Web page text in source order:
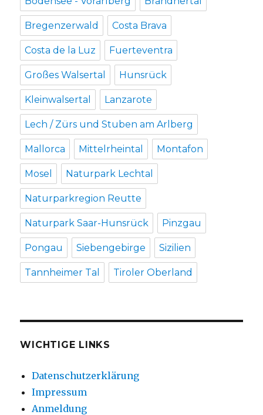
Bregenzerwald Costa Brava
Costa de la Luz Fuerteventra
Großes Walsertal Hunsrück
Kleinwalsertal Lanzarote
Lech / Zürs und Stuben am Arlberg
Mallorca Mittelrheintal Montafon
Mosel Naturpark Lechtal
Naturparkregion Reutte
Naturpark Saar-Hunsrück Pinzgau
Pongau Siebengebirge Sizilien
Tannheimer Tal Tiroler Oberland
WICHTIGE LINKS
Datenschutzerklärung
Impressum
Anmeldung